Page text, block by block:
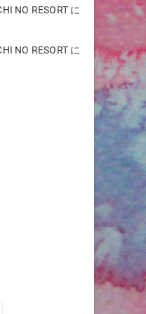
NO RESORT に
NO RESORT に